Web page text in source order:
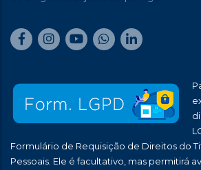
Formulário de Requisição de Direitos do
Pessoais. Ele é facultativo, mas permitirá